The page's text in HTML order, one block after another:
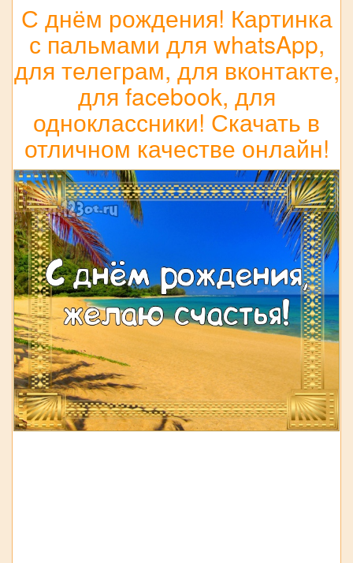
С днём рождения! Картинка
с пальмами для whatsApp,
для телеграм, для вконтакте,
для facebook, для
одноклассники! Скачать в
отличном качестве онлайн!